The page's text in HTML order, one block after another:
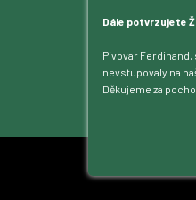
Dále potvrzujete ŽE
Pivovar Ferdinand,
nevstupovaly na
Děkujeme za
Ke